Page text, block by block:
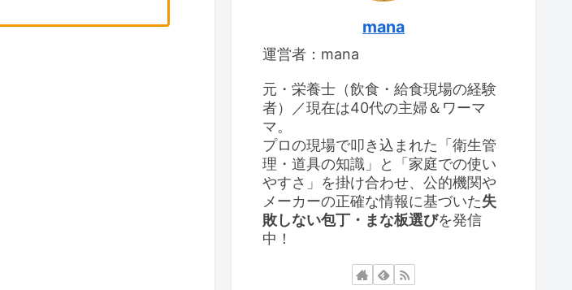
mana
運営者：mana
元・栄養士（飲食・給食現場の経験
者）／現在は40代の主婦＆ワーマ
マ。
プロの現場で叩き込まれた「衛生管
理・道具の知識」と「家庭での使い
やすさ」を掛け合わせ、公的機関や
メーカーの正確な情報に基づいた失
敗しない包丁・まな板選びを発信
中！